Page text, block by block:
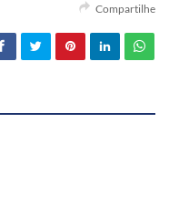
Compartilhe